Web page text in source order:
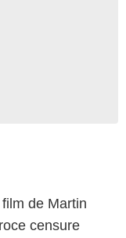
de Martin
censure